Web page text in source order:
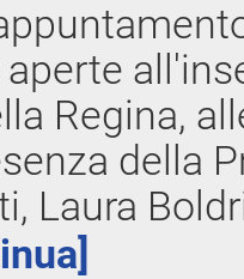
Regina,
della
Laura